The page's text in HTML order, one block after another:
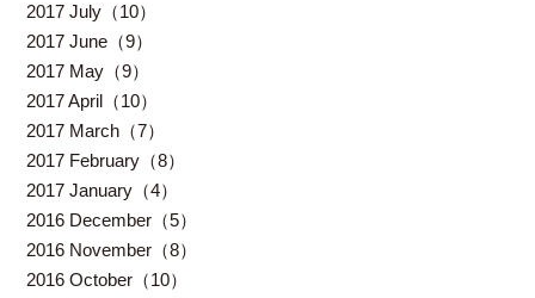
2017 July（10）
2017 June（9）
2017 May（9）
2017 April（10）
2017 March（7）
2017 February（8）
2017 January（4）
2016 December（5）
2016 November（8）
2016 October（10）